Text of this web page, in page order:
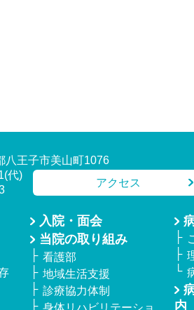
八王子市美山町1076
代)
アクセス
入院・面会
当院の取り組み
看護部
地域生活支援
診療協力体制
身体リハビリテーショ
内